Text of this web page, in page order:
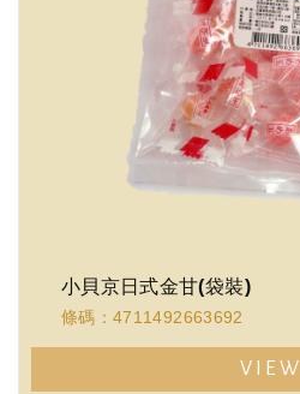
小貝京日式金甘(袋裝)
條碼：4711492663692
VIEW